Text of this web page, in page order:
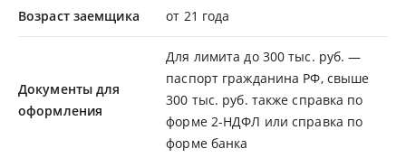
Возраст заемщика от 21 года
Документы для
оформления
Для лимита до 300 тыс. руб. —
паспорт гражданина РФ, свыше
300 тыс. руб. также справка по
форме 2-НДФЛ или справка по
форме банка